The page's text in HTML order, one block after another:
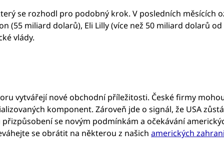
se rozhodl pro podobný krok. V posledních měsících
(55 miliard dolarů), Eli Lilly (více než 50 miliard dolarů
vlády.
vytvářejí nové obchodní příležitosti. České firmy
komponent. Zároveň jde o signál, že USA
se novým podmínkám a očekávání
se obrátit na některou z našich amerických